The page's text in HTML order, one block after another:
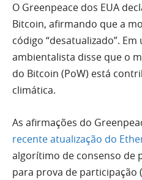
O Greenpeace dos EUA
Bitcoin, afirmando que a
código “desatualizado”.
ambientalista disse que o
do Bitcoin (PoW) está
climática.
As afirmações do
recente atualização do
algorítimo de consenso de
para prova de participação